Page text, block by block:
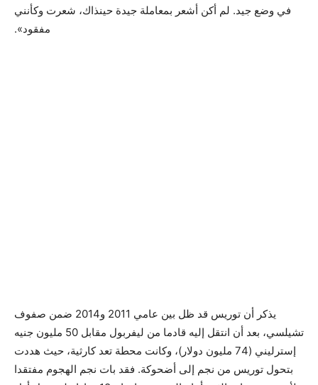
في وضع جيد. لم أكن أشعر بمعاملة جيدة حينذاك، شعرت وكأنني
مفقود».
يذكر أن توريس قد ظل بين عامي 2011 و2014 ضمن صفوف
تشيلسي، بعد أن انتقل إليه قادما من ليفربول مقابل 50 مليون جنيه
إسترليني (74 مليون دولار)، وكانت محطة تعد كارثية، حيث هددت
بتحول توريس من نجم إلى أضحوكة. فقد بات نجم الهجوم مفتقدا